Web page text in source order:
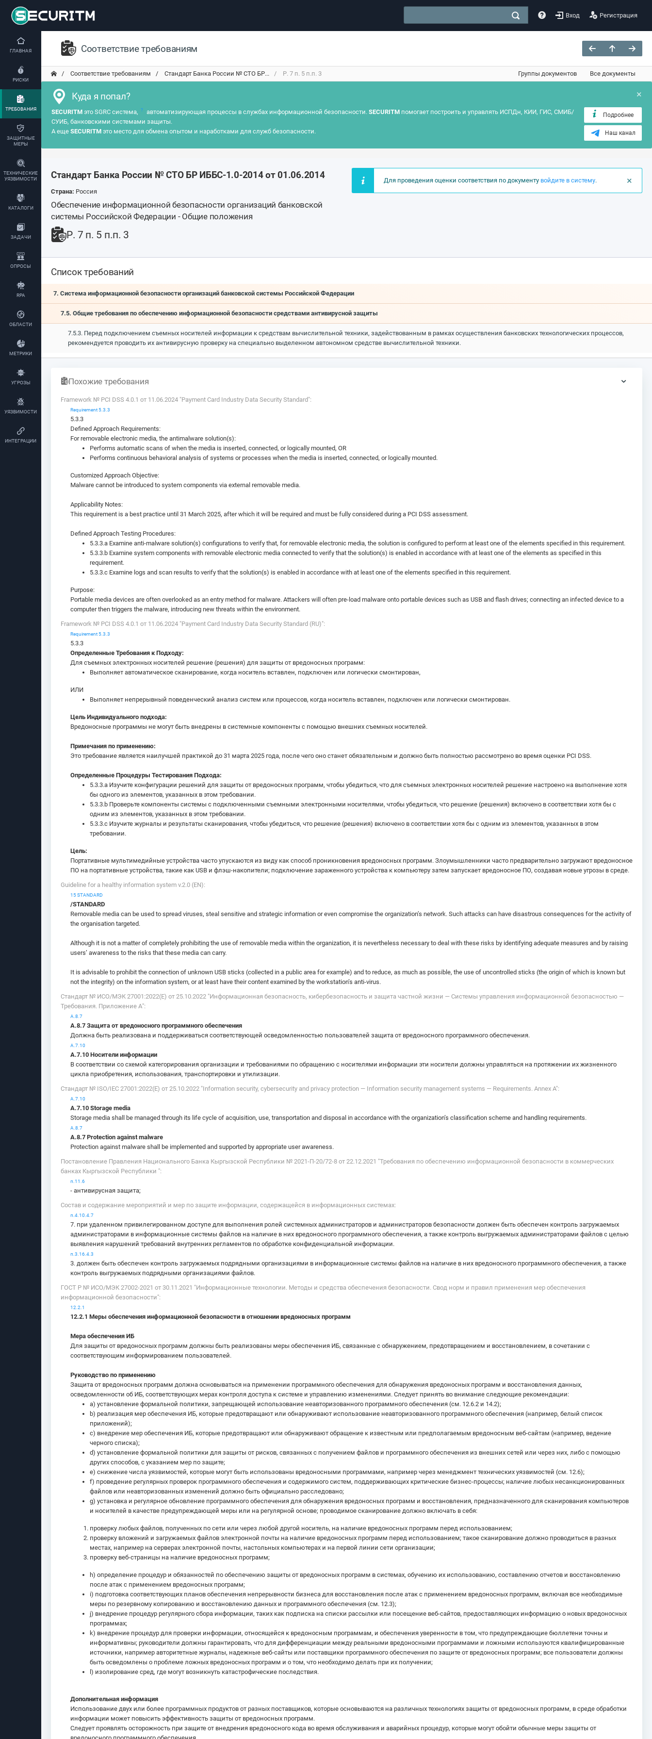
Вход Регистрация
ГЛАВНАЯ
РИСКИ
ТРЕБОВАНИЯ
ЗАЩИТНЫЕ
МЕРЫ
ТЕХНИЧЕСКИЕ
УЯЗВИМОСТИ
КАТАЛОГИ
ЗАДАЧИ
ОПРОСЫ
RPA
ОБЛАСТИ
МЕТРИКИ
УГРОЗЫ
УЯЗВИМОСТИ
ИНТЕГРАЦИИ
Соответствие требованиям
Соответствие требованиям Стандарт Банка России № СТО БР... Р. 7 п. 5 п.п. 3 Группы документов Все документы
×
Куда я попал?
SECURITM это SGRC система, ? автоматизирующая процессы в службах информационной безопасности. SECURITMпомогает построить и управлять ИСПДн, КИИ, ГИС, СМИБ/
СУИБ, банковскими системами защиты.
А еще SECURITM это место для обмена опытом и наработками для служб безопасности.
Подробнее
Наш канал
Стандарт Банка России № СТО БР ИББС-1.0-2014 от 01.06.2014
Страна: Россия
Обеспечение информационной безопасности организаций банковской
системы Российской Федерации - Общие положения
Р. 7 п. 5 п.п. 3
×
Для проведения оценки соответствия по документу войдите в систему.
Список требований
7. Система информационной безопасности организаций банковской системы Российской Федерации
7.5. Общие требования по обеспечению информационной безопасности средствами антивирусной защиты
7.5.3. Перед подключением съемных носителей информации к средствам вычислительной техники, задействованным в рамках осуществления банковских технологических процессов,
рекомендуется проводить их антивирусную проверку на специально выделенном автономном средстве вычислительной техники.
Похожие требования
Framework № PCI DSS 4.0.1 от 11.06.2024 "Payment Card Industry Data Security Standard":
Requirement 5.3.3
5.3.3
Defined Approach Requirements:
For removable electronic media, the antimalware solution(s):
Performs automatic scans of when the media is inserted, connected, or logically mounted, OR
Performs continuous behavioral analysis of systems or processes when the media is inserted, connected, or logically mounted.
Customized Approach Objective:
Malware cannot be introduced to system components via external removable media.
Applicability Notes:
This requirement is a best practice until 31 March 2025, after which it will be required and must be fully considered during a PCI DSS assessment.
Defined Approach Testing Procedures:
5.3.3.a Examine anti-malware solution(s) configurations to verify that, for removable electronic media, the solution is configured to perform at least one of the elements specified in this requirement.
5.3.3.b Examine system components with removable electronic media connected to verify that the solution(s) is enabled in accordance with at least one of the elements as specified in this
requirement.
5.3.3.c Examine logs and scan results to verify that the solution(s) is enabled in accordance with at least one of the elements specified in this requirement.
Purpose:
Portable media devices are often overlooked as an entry method for malware. Attackers will often pre-load malware onto portable devices such as USB and flash drives; connecting an infected device to a
computer then triggers the malware, introducing new threats within the environment.
Framework № PCI DSS 4.0.1 от 11.06.2024 "Payment Card Industry Data Security Standard (RU)":
Requirement 5.3.3
5.3.3
Определенные Требования к Подходу:
Для съемных электронных носителей решение (решения) для защиты от вредоносных программ:
Выполняет автоматическое сканирование, когда носитель вставлен, подключен или логически смонтирован,
ИЛИ
Выполняет непрерывный поведенческий анализ систем или процессов, когда носитель вставлен, подключен или логически смонтирован.
Цель Индивидуального подхода:
Вредоносные программы не могут быть внедрены в системные компоненты с помощью внешних съемных носителей.
Примечания по применению:
Это требование является наилучшей практикой до 31 марта 2025 года, после чего оно станет обязательным и должно быть полностью рассмотрено во время оценки PCI DSS.
Определенные Процедуры Тестирования Подхода:
5.3.3.a Изучите конфигурации решений для защиты от вредоносных программ, чтобы убедиться, что для съемных электронных носителей решение настроено на выполнение хотя
бы одного из элементов, указанных в этом требовании.
5.3.3.b Проверьте компоненты системы с подключенными съемными электронными носителями, чтобы убедиться, что решение (решения) включено в соответствии хотя бы с
одним из элементов, указанных в этом требовании.
5.3.3.c Изучите журналы и результаты сканирования, чтобы убедиться, что решение (решения) включено в соответствии хотя бы с одним из элементов, указанных в этом
требовании.
Цель:
Портативные мультимедийные устройства часто упускаются из виду как способ проникновения вредоносных программ. Злоумышленники часто предварительно загружают вредоносное
ПО на портативные устройства, такие как USB и флэш-накопители; подключение зараженного устройства к компьютеру затем запускает вредоносное ПО, создавая новые угрозы в среде.
Guideline for a healthy information system v.2.0 (EN):
15 STANDARD
/STANDARD
Removable media can be used to spread viruses, steal sensitive and strategic information or even compromise the organization’s network. Such attacks can have disastrous consequences for the activity of
the organisation targeted.
Although it is not a matter of completely prohibiting the use of removable media within the organization, it is nevertheless necessary to deal with these risks by identifying adequate measures and by raising
users’ awareness to the risks that these media can carry.
It is advisable to prohibit the connection of unknown USB sticks (collected in a public area for example) and to reduce, as much as possible, the use of uncontrolled sticks (the origin of which is known but
not the integrity) on the information system, or at least have their content examined by the workstation’s anti-virus.
Стандарт № ИСО/МЭК 27001:2022(E) от 25.10.2022 "Информационная безопасность, кибербезопасность и защита частной жизни — Системы управления информационной безопасностью —
Требования. Приложение А":
А.8.7
А.8.7 Защита от вредоносного программного обеспечения
Должна быть реализована и поддерживаться соответствующей осведомленностью пользователей защита от вредоносного программного обеспечения.
А.7.10
А.7.10 Носители информации
В соответствии со схемой категорирования организации и требованиями по обращению с носителями информации эти носители должны управляться на протяжении их жизненного
цикла приобретения, использования, транспортировки и утилизации.
Стандарт № ISO/IEC 27001:2022(E) от 25.10.2022 "Information security, cybersecurity and privacy protection — Information security management systems — Requirements. Annex A":
А.7.10
А.7.10 Storage media
Storage media shall be managed through its life cycle of acquisition, use, transportation and disposal in accordance with the organization’s classification scheme and handling requirements.
А.8.7
А.8.7 Protection against malware
Protection against malware shall be implemented and supported by appropriate user awareness.
Постановление Правления Национального Банка Кыргызской Республики № 2021-П-20/72-8 от 22.12.2021 "Требования по обеспечению информационной безопасности в коммерческих
банках Кыргызской Республики ":
п.11.6
- антивирусная защита;
Состав и содержание мероприятий и мер по защите информации, содержащейся в информационных системах:
п.4.10.4.7
7. при удаленном привилегированном доступе для выполнения ролей системных администраторов и администраторов безопасности должен быть обеспечен контроль загружаемых
администраторами в информационные системы файлов на наличие в них вредоносного программного обеспечения, а также контроль выгружаемых администраторами файлов с целью
выявления нарушений требований внутренних регламентов по обработке конфиденциальной информации.
п.3.16.4.3
3. должен быть обеспечен контроль загружаемых подрядными организациями в информационные системы файлов на наличие в них вредоносного программного обеспечения, а также
контроль выгружаемых подрядными организациями файлов.
ГОСТ Р № ИСО/МЭК 27002-2021 от 30.11.2021 "Информационные технологии. Методы и средства обеспечения безопасности. Свод норм и правил применения мер обеспечения
информационной безопасности":
12.2.1
12.2.1 Меры обеспечения информационной безопасности в отношении вредоносных программ
Мера обеспечения ИБ
Для защиты от вредоносных программ должны быть реализованы меры обеспечения ИБ, связанные с обнаружением, предотвращением и восстановлением, в сочетании с
соответствующим информированием пользователей.
Руководство по применению
Защита от вредоносных программ должна основываться на применении программного обеспечения для обнаружения вредоносных программ и восстановления данных,
осведомленности об ИБ, соответствующих мерах контроля доступа к системе и управлению изменениями. Следует принять во внимание следующие рекомендации:
a) установление формальной политики, запрещающей использование неавторизованного программного обеспечения (см. 12.6.2 и 14.2);
b) реализация мер обеспечения ИБ, которые предотвращают или обнаруживают использование неавторизованного программного обеспечения (например, белый список
приложений);
c) внедрение мер обеспечения ИБ, которые предотвращают или обнаруживают обращение к известным или предполагаемым вредоносным веб-сайтам (например, ведение
черного списка);
d) установление формальной политики для защиты от рисков, связанных с получением файлов и программного обеспечения из внешних сетей или через них, либо с помощью
других способов, с указанием мер по защите;
e) снижение числа уязвимостей, которые могут быть использованы вредоносными программами, например через менеджмент технических уязвимостей (см. 12.6);
f) проведение регулярных проверок программного обеспечения и содержимого систем, поддерживающих критические бизнес-процессы; наличие любых несанкционированных
файлов или неавторизованных изменений должно быть официально расследовано;
g) установка и регулярное обновление программного обеспечения для обнаружения вредоносных программ и восстановления, предназначенного для сканирования компьютеров
и носителей в качестве предупреждающей меры или на регулярной основе; проводимое сканирование должно включать в себя:
проверку любых файлов, полученных по сети или через любой другой носитель, на наличие вредоносных программ перед использованием;
проверку вложений и загружаемых файлов электронной почты на наличие вредоносных программ перед использованием; такое сканирование должно проводиться в разных
местах, например на серверах электронной почты, настольных компьютерах и на первой линии сети организации;
проверку веб-страницы на наличие вредоносных программ;
h) определение процедур и обязанностей по обеспечению защиты от вредоносных программ в системах, обучению их использованию, составлению отчетов и восстановлению
после атак с применением вредоносных программ;
i) подготовка соответствующих планов обеспечения непрерывности бизнеса для восстановления после атак с применением вредоносных программ, включая все необходимые
меры по резервному копированию и восстановлению данных и программного обеспечения (см. 12.3);
j) внедрение процедур регулярного сбора информации, таких как подписка на списки рассылки или посещение веб-сайтов, предоставляющих информацию о новых вредоносных
программах;
k) внедрение процедур для проверки информации, относящейся к вредоносным программам, и обеспечения уверенности в том, что предупреждающие бюллетени точны и
информативны; руководители должны гарантировать, что для дифференциации между реальными вредоносными программами и ложными используются квалифицированные
источники, например авторитетные журналы, надежные веб-сайты или поставщики программного обеспечения по защите от вредоносных программ; все пользователи должны
быть осведомлены о проблеме ложных вредоносных программ и о том, что необходимо делать при их получении;
l) изолирование сред, где могут возникнуть катастрофические последствия.
Дополнительная информация
Использование двух или более программных продуктов от разных поставщиков, которые основываются на различных технологиях защиты от вредоносных программ, в среде обработки
информации может повысить эффективность защиты от вредоносных программ.
Следует проявлять осторожность при защите от внедрения вредоносного кода во время обслуживания и аварийных процедур, которые могут обойти обычные меры защиты от